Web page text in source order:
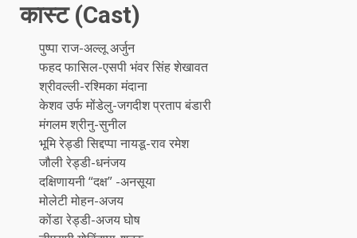
कास्ट (Cast)
पुष्पा राज-अल्लू अर्जुन
फहद फासिल-एसपी भंवर सिंह शेखावत
श्रीवल्ली-रश्मिका मंदाना
केशव उर्फ मोंडेलु-जगदीश प्रताप बंडारी
मंगलम श्रीनु-सुनील
भूमि रेड्डी सिद्दप्पा नायडू-राव रमेश
जौली रेड्डी-धनंजय
दक्षिणायनी “दक्ष” -अनसूया
मोलेटी मोहन-अजय
कोंडा रेड्डी-अजय घोष